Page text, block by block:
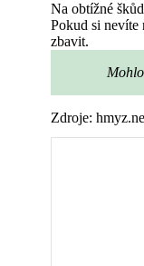
Na obtížné
Pokud si nevíte
zbavit.
Zdroje: